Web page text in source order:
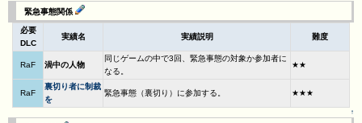
緊急事態関係
必要
DLC
実績名 実績説明 難度
RaF 渦中の人物
同じゲームの中で3回、緊急事態の対象か参加者に
なる。
★★
RaF
裏切り者に制裁
を
緊急事態（裏切り）に参加する。 ★★★
↑